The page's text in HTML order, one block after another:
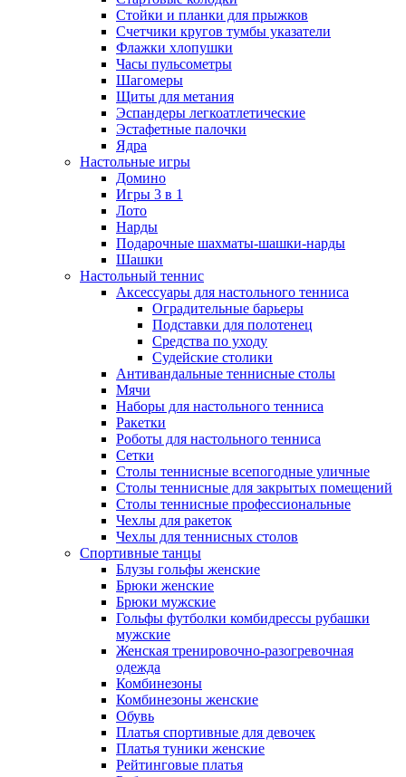
Стойки и планки для прыжков
Счетчики кругов тумбы указатели
Флажки хлопушки
Часы пульсометры
Шагомеры
Щиты для метания
Эспандеры легкоатлетические
Эстафетные палочки
Ядра
Настольные игры
Домино
Игры 3 в 1
Лото
Нарды
Подарочные шахматы-шашки-нарды
Шашки
Настольный теннис
Аксессуары для настольного тенниса
Оградительные барьеры
Подставки для полотенец
Средства по уходу
Судейские столики
Антивандальные теннисные столы
Мячи
Наборы для настольного тенниса
Ракетки
Роботы для настольного тенниса
Сетки
Столы теннисные всепогодные уличные
Столы теннисные для закрытых помещений
Столы теннисные профессиональные
Чехлы для ракеток
Чехлы для теннисных столов
Спортивные танцы
Блузы гольфы женские
Брюки женские
Брюки мужские
Гольфы футболки комбидрессы рубашки
мужские
Женская тренировочно-разогревочная
одежда
Комбинезоны
Комбинезоны женские
Обувь
Платья спортивные для девочек
Платья туники женские
Рейтинговые платья